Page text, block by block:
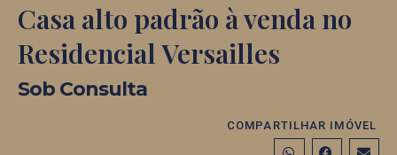
Casa alto padrão à venda no
Residencial Versailles
Sob Consulta
COMPARTILHAR IMÓVEL